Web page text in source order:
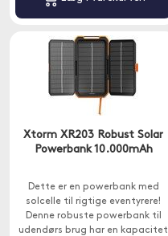
Xtorm XR203 Robust Solar
Powerbank 10.000mAh
Dette er en powerbank med
solcelle til rigtige eventyrere!
Denne robuste powerbank til
udendørs brug har en kapacitet